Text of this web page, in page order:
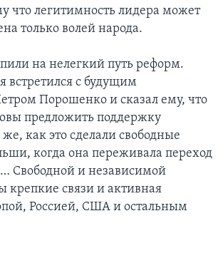
что легитимность лидера может
только волей народа.
на нелегкий путь реформ.
встретился с будущим
Порошенко и сказал ему, что
предложить поддержку
как это сделали свободные
когда она переживала переход
Свободной и независимой
связи и активная
Россией, США и остальным